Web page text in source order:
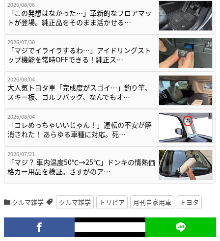
2026/08/06
「この発想はなかった…」革新的なフロアマッ
トが登場。純正品をそのまま活かせる…
2026/07/30
「マジでイライラするわ…」アイドリングスト
ップ機能を常時OFFできる！純正ス…
2026/08/04
大人気トヨタ車「完成度がスゴイ…」釣り竿、
スキー板、ゴルフバッグ、なんでもオ…
2026/08/04
「コレめっちゃいいじゃん！」運転の不安が解
消された！ あらゆる車種に対応。死…
2026/07/21
「マジ？ 車内温度50℃→25℃」ドンキの情熱価
格カー用品を検証。さすがのア…
クルマ雑学 クルマ雑学 トリビア 月刊自家用車 トヨタ